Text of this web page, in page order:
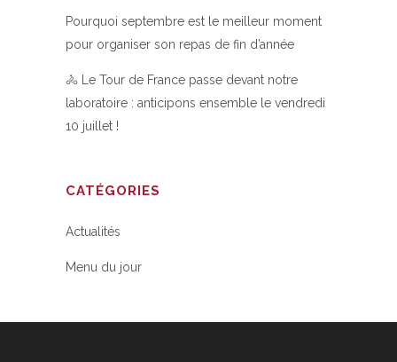
Pourquoi septembre est le meilleur moment
pour organiser son repas de fin d’année
🚴 Le Tour de France passe devant notre
laboratoire : anticipons ensemble le vendredi
10 juillet !
CATÉGORIES
Actualités
Menu du jour